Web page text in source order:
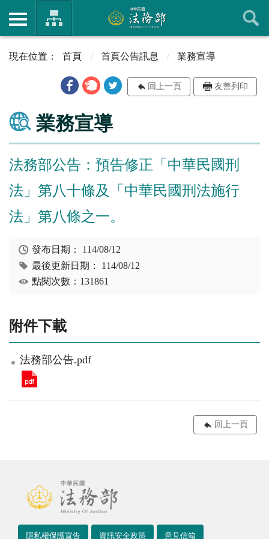
首頁 首頁公告訊息 業務宣導
回上一頁 友善列印
業務宣導
法務部公告：預告修正「中華民國刑
法」第八十條及「中華民國刑法施行
法」第八條之一。
發布日期： 114/08/12
最後更新日期： 114/08/12
點閱次數：131861
附件下載
法務部公告.pdf
回上一頁
隱私權保護宣告 資訊安全政策 意見信箱